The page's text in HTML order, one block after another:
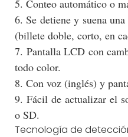
5. Conteo automático o
6. Se detiene y suena
(billete doble, corto, en
7. Pantalla LCD con
todo color.
8. Con voz (inglés) y
9. Fácil de actualizar el
o SD.
Tecnología de